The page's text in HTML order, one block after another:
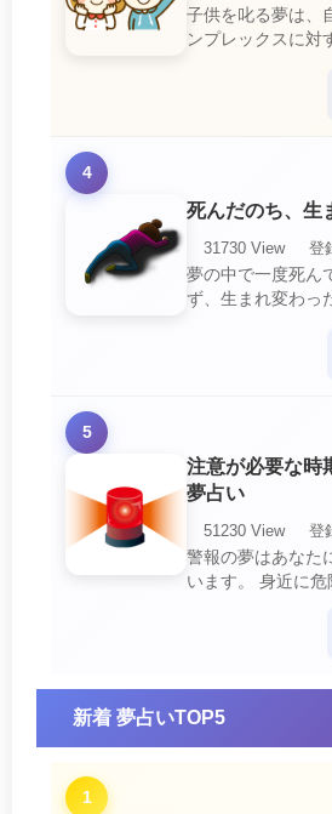
子供を叱る夢は、
ンプレックスに対
短所やコンプレッ
4
死んだのち、生
31730 View
登
夢の中で一度死ん
ず、生まれ変わっ
あなたに関するす
5
注意が必要な時
夢占い
51230 View
登
警報の夢はあなた
います。 身近に危険が迫っている暗
て危機を回避する
新着 夢占いTOP5
1